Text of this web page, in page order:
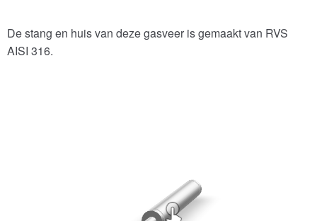
De stang en huis van deze gasveer is gemaakt van RVS
AISI 316.